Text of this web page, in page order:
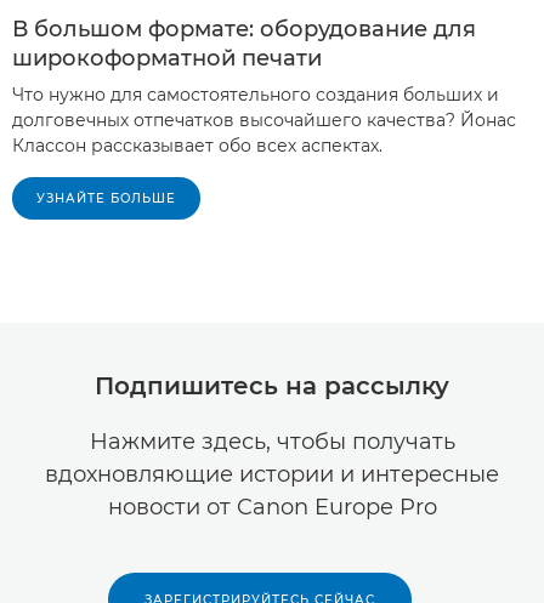
В большом формате: оборудование для
широкоформатной печати
Что нужно для самостоятельного создания больших и
долговечных отпечатков высочайшего качества? Йонас
Классон рассказывает обо всех аспектах.
УЗНАЙТЕ БОЛЬШЕ
Подпишитесь на рассылку
Нажмите здесь, чтобы получать
вдохновляющие истории и интересные
новости от Canon Europe Pro